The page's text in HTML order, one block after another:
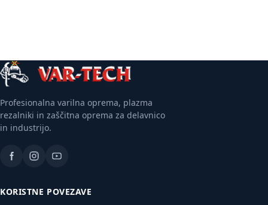
Profesionalna varilna oprema, plazma
rezalniki in zaščitna oprema za delavnico
in industrijo.
KORISTNE POVEZAVE